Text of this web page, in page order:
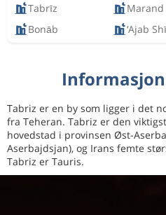
Tabrīz Marand
Bonāb
‘Ajab
Tabriz er en by som ligger i det
fra Teheran. Tabriz er den
hovedstad i provinsen Øst-
Aserbajdsjan), og Irans femte
Tabriz er Tauris.